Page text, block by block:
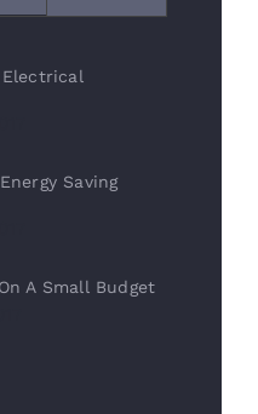
Saving
A Small Budget